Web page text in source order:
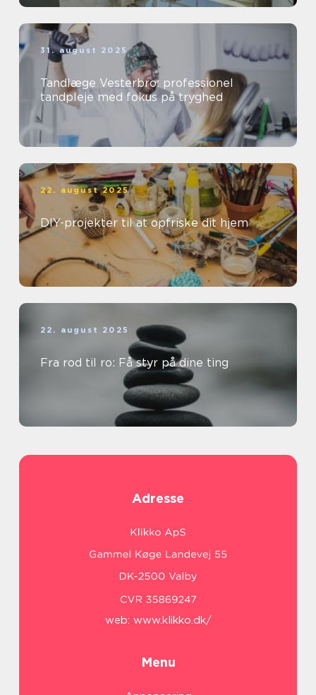
31. august 2025
Tandlæge Vesterbro: professionel
tandpleje med fokus på tryghed
22. august 2025
DIY-projekter til at opfriske dit hjem
22. august 2025
Fra rod til ro: Få styr på dine ting
Adresse
web: www.klikko.dk/
Menu